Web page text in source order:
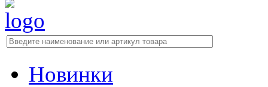
Новинки